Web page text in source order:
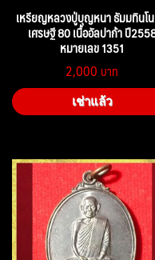
เหรียญหลวงปู่บุญหนา ธัมมทินโ
เศรษฐี 80 เนื้ออัลปาก้า ปี
หมายเลข 1351
2,000
เช่าแล้ว